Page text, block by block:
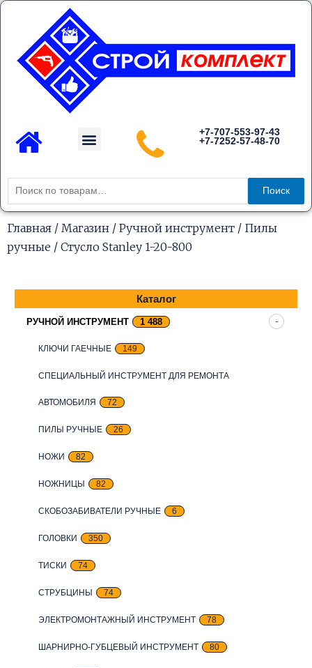
Перейти
содержимому
Menu
+7-707-553-97-43
+7-7252-57-48-70
Искать:
Поиск
Главная / Магазин / Ручной инструмент / Пилы
ручные / Стусло Stanley 1-20-800
Каталог
РУЧНОЙ ИНСТРУМЕНТ 1 488
КЛЮЧИ ГАЕЧНЫЕ 149
СПЕЦИАЛЬНЫЙ ИНСТРУМЕНТ ДЛЯ РЕМОНТА
АВТОМОБИЛЯ 72
ПИЛЫ РУЧНЫЕ 26
НОЖИ 82
НОЖНИЦЫ 82
СКОБОЗАБИВАТЕЛИ РУЧНЫЕ 6
ГОЛОВКИ 350
ТИСКИ 74
СТРУБЦИНЫ 74
ЭЛЕКТРОМОНТАЖНЫЙ ИНСТРУМЕНТ 78
ШАРНИРНО-ГУБЦЕВЫЙ ИНСТРУМЕНТ 80